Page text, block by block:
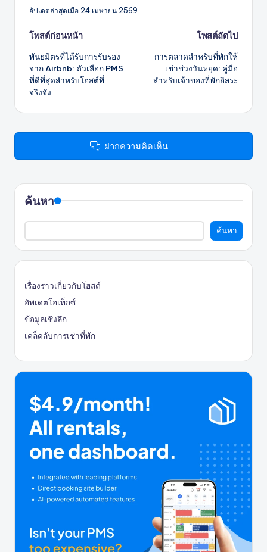
อัปเดตล่าสุดเมื่อ 24 เมษายน 2569
โพสต์
นำทาง
โพสต์ก่อนหน้า
พันธมิตรที่ได้รับการรับรอง
จาก Airbnb: ตัวเลือก PMS
ที่ดีที่สุดสำหรับโฮสต์ที่
จริงจัง
โพสต์ถัดไป
การตลาดสำหรับที่พักให้
เช่าช่วงวันหยุด: คู่มือ
สำหรับเจ้าของที่พักอิสระ
ฝากความคิดเห็น
ค้นหา
ค้นหา
เรื่องราวเกี่ยวกับโฮสต์
อัพเดตโฮเท็กซ์
ข้อมูลเชิงลึก
เคล็ดลับการเช่าที่พัก